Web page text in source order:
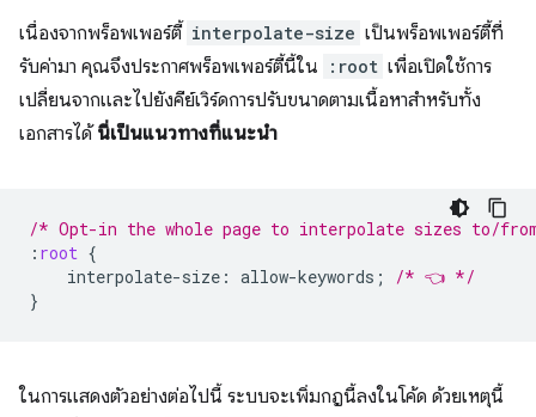
เนื่องจากพร็อพเพอร์ตี้ interpolate-size เป็นพร็อพเพอร์ตี้ที่
รับค่ามา คุณจึงประกาศพร็อพเพอร์ตี้นี้ใน
:root เพื่อเปิดใช้การ
เปลี่ยนจากและไปยังคีย์เวิร์ดการปรับขนาดตามเนื้อหาสำหรับทั้ง
เอกสารได้ นี่เป็นแนวทางที่แนะนำ
/* Opt-in the whole page to interpolate sizes to/
: root {
interpolate-size : allow-keywords ;
/* 👈 */
}
ในการแสดงตัวอย่างต่อไปนี้ ระบบจะเพิ่มกฎนี้ลงในโค้ด ด้วยเหตุนี้